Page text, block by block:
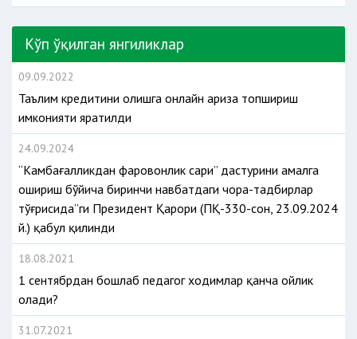
Кўп ўқилган янгиликлар
09.09.2022
Таълим кредитини олишга онлайн ариза топшириш
имконияти яратилди
24.09.2024
“Камбағалликдан фаровонлик сари” дастурини амалга
ошириш бўйича биринчи навбатдаги чора-тадбирлар
тўғрисида”ги Президент Қарори (ПҚ-330-сон, 23.09.2024
й.) қабул қилинди
18.08.2021
1 сентябрдан бошлаб педагог ходимлар қанча ойлик
олади?
31.07.2021